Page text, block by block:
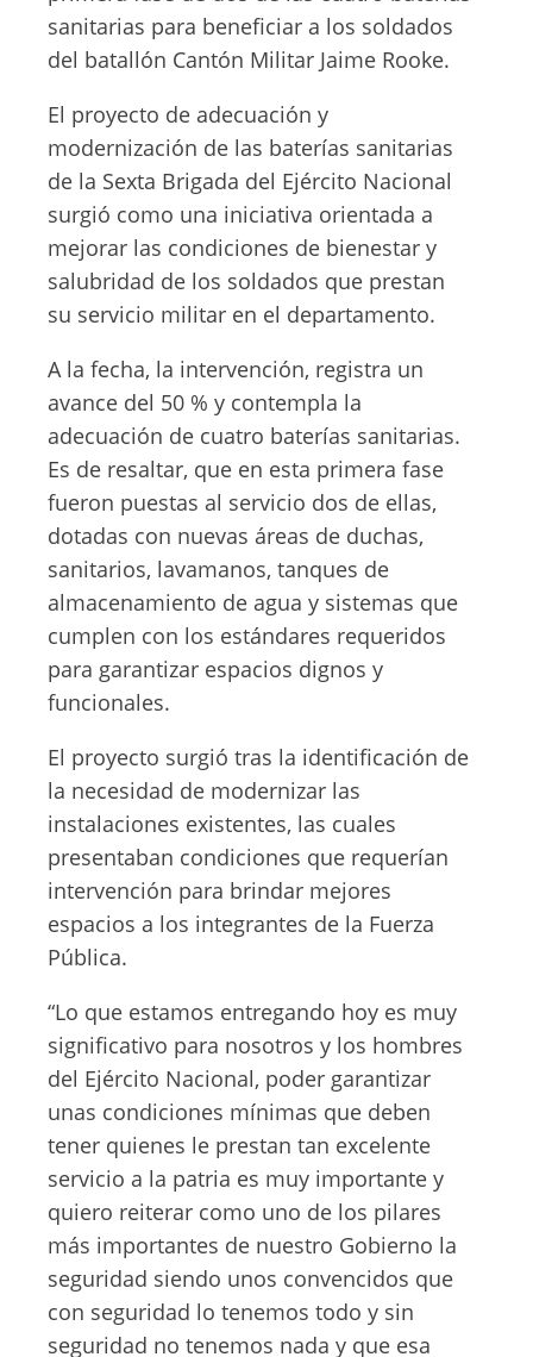
sanitarias para beneficiar a los soldados
del batallón Cantón Militar Jaime Rooke.
El proyecto de adecuación y
modernización de las baterías sanitarias
de la Sexta Brigada del Ejército Nacional
surgió como una iniciativa orientada a
mejorar las condiciones de bienestar y
salubridad de los soldados que prestan
su servicio militar en el departamento.
A la fecha, la intervención, registra un
avance del 50 % y contempla la
adecuación de cuatro baterías sanitarias.
Es de resaltar, que en esta primera fase
fueron puestas al servicio dos de ellas,
dotadas con nuevas áreas de duchas,
sanitarios, lavamanos, tanques de
almacenamiento de agua y sistemas que
cumplen con los estándares requeridos
para garantizar espacios dignos y
funcionales.
El proyecto surgió tras la identificación de
la necesidad de modernizar las
instalaciones existentes, las cuales
presentaban condiciones que requerían
intervención para brindar mejores
espacios a los integrantes de la Fuerza
Pública.
“Lo que estamos entregando hoy es muy
significativo para nosotros y los hombres
del Ejército Nacional, poder garantizar
unas condiciones mínimas que deben
tener quienes le prestan tan excelente
servicio a la patria es muy importante y
quiero reiterar como uno de los pilares
más importantes de nuestro Gobierno la
seguridad siendo unos convencidos que
con seguridad lo tenemos todo y sin
seguridad no tenemos nada y que esa